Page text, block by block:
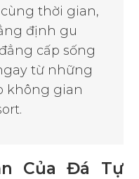
thời gian,
định gu
cấp sống
từ những
không gian
Của Đá Tự